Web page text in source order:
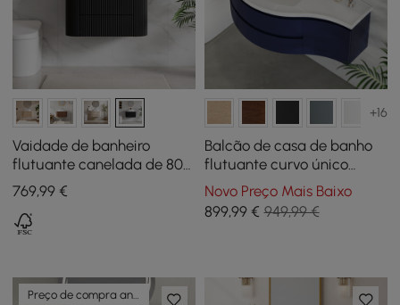
Vaidade de banheiro
flutuante canelada de 800
mm com tampo de pedra
sinterizada de bacia única
769,99 €
+16
Balcão de casa de banho
flutuante curvo único
azul-marinho de 89 cm
com lavatório e arrumação
Novo Preço Mais Baixo
899,99€ 949,99 €